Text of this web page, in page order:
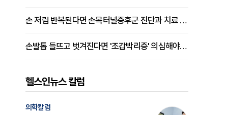
손 저림 반복된다면 손목터널증후군 진단과 치료 시기 살펴야 [김동현 원장 칼럼]
손발톱 들뜨고 벗겨진다면 '조갑박리증' 의심해야 [김철윤 원장 칼럼]
헬스인뉴스 칼럼
의학칼럼